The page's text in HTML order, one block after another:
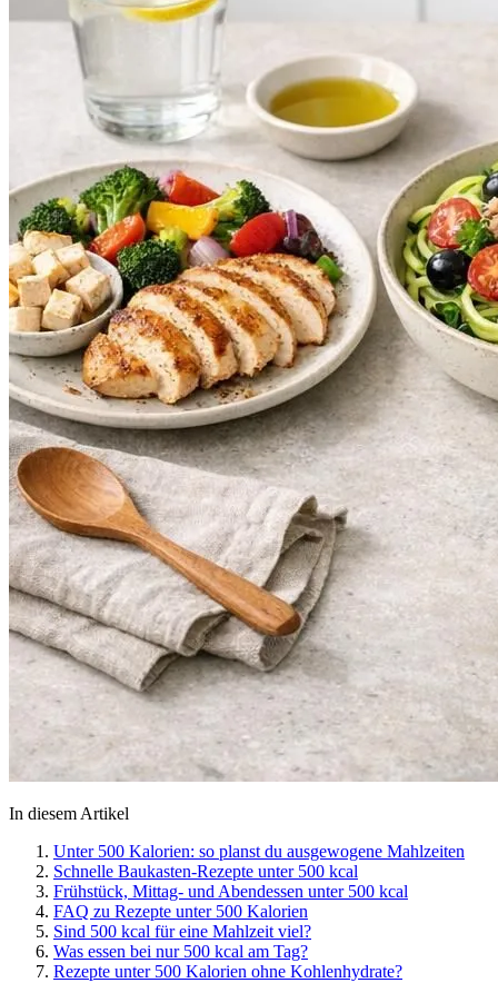
In diesem Artikel
Unter 500 Kalorien: so planst du ausgewogene Mahlzeiten
Schnelle Baukasten-Rezepte unter 500 kcal
Frühstück, Mittag- und Abendessen unter 500 kcal
FAQ zu Rezepte unter 500 Kalorien
Sind 500 kcal für eine Mahlzeit viel?
Was essen bei nur 500 kcal am Tag?
Rezepte unter 500 Kalorien ohne Kohlenhydrate?